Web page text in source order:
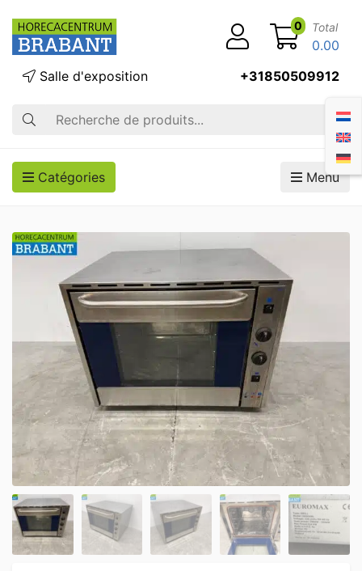
Recherche
Salle d'exposition +31850509912
0 Total
0.00
Catégories Menu